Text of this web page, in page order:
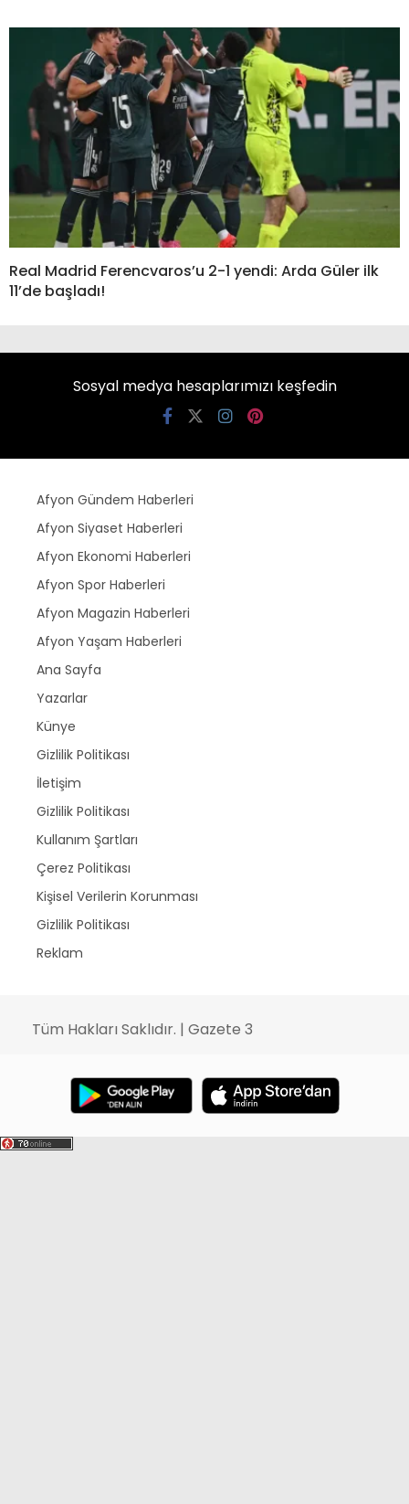
Real Madrid Ferencvaros’u 2-1 yendi: Arda Güler ilk
11’de başladı!
Sosyal medya hesaplarımızı keşfedin
Afyon Gündem Haberleri
Afyon Siyaset Haberleri
Afyon Ekonomi Haberleri
Afyon Spor Haberleri
Afyon Magazin Haberleri
Afyon Yaşam Haberleri
Ana Sayfa
Yazarlar
Künye
Gizlilik Politikası
İletişim
Gizlilik Politikası
Kullanım Şartları
Çerez Politikası
Kişisel Verilerin Korunması
Gizlilik Politikası
Reklam
Tüm Hakları Saklıdır. | Gazete 3